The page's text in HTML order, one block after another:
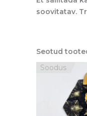
soovitatav.
Seotud
Soodus